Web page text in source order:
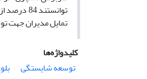
تمایل مدیران جهت
کلیدواژه‌ها
توسعه شایستگی